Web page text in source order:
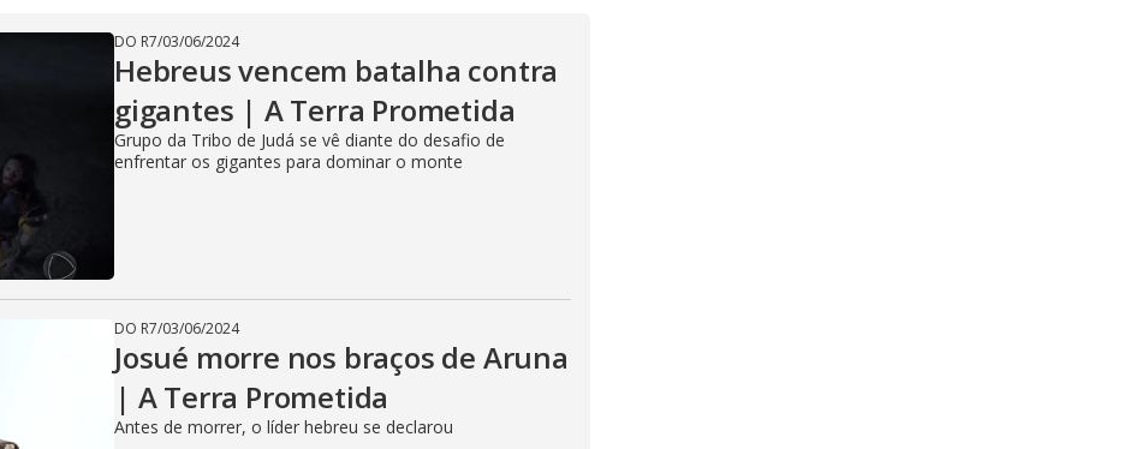
DO R7/03/06/2024
Hebreus vencem batalha contra
gigantes | A Terra Prometida
Grupo da Tribo de Judá se vê diante do desafio de
enfrentar os gigantes para dominar o monte
DO R7/03/06/2024
Josué morre nos braços de Aruna
| A Terra Prometida
Antes de morrer, o líder hebreu se declarou